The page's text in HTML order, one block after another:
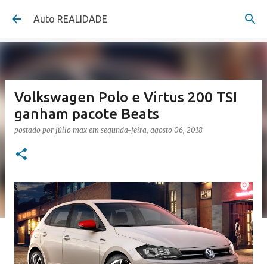
Pular para o conteúdo principal
Auto REALIDADE
Volkswagen Polo e Virtus 200 TSI
ganham pacote Beats
postado por júlio max em segunda-feira, agosto 06, 2018